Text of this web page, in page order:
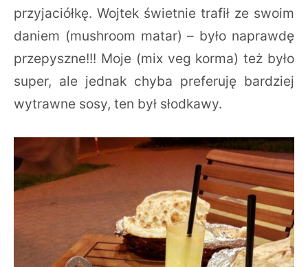
przyjaciółkę. Wojtek świetnie trafił ze swoim
daniem (mushroom matar) – było naprawdę
przepyszne!!! Moje (mix veg korma) też było
super, ale jednak chyba preferuję bardziej
wytrawne sosy, ten był słodkawy.